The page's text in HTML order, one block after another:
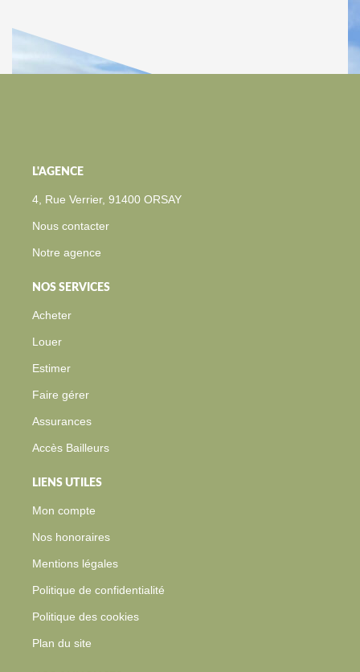
L'AGENCE
4, Rue Verrier, 91400 ORSAY
Nous contacter
Notre agence
NOS SERVICES
Acheter
Louer
Estimer
Faire gérer
Assurances
Accès Bailleurs
LIENS UTILES
Mon compte
Nos honoraires
Mentions légales
Politique de confidentialité
Politique des cookies
Plan du site